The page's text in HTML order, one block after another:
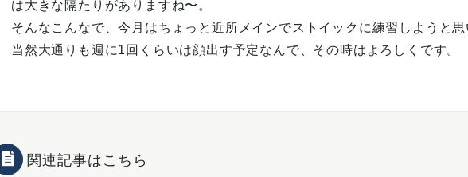
は大きな隔たりがありますね〜。
そんなこんなで、今月はちょっと近所メインでストイックに練習しようと
当然大通りも週に1回くらいは顔出す予定なんで、その時はよろしくです。
関連記事はこちら